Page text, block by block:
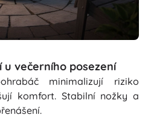
u večerního posezení
minimalizují riziko
komfort. Stabilní nožky a